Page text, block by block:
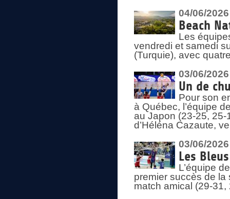
04/06/2026
Beach
Les
vendredi et samedi
(Turquie), avec
03/06/2026
Un de
Pour son
à Québec, l’équipe
au Japon (23-25,
d’Héléna Cazaute,
03/06/2026
Les
L’équipe
premier succès de la
match amical (29-